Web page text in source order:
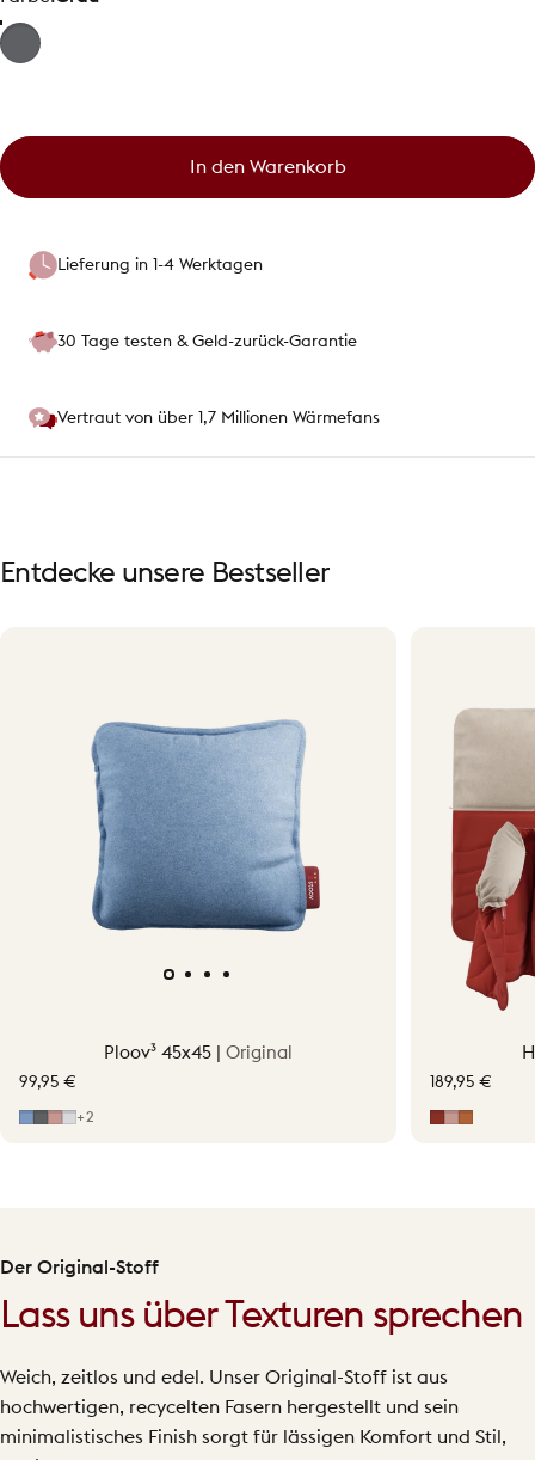
In den Warenkorb
Lieferung in 1-4 Werktagen
30 Tage testen & Geld-zurück-Garantie
Vertraut von über 1,7 Millionen Wärmefans
Entdecke unsere Bestseller
Ploov³ 45x45 | Original
99,95 €
Mid Blue
GreyHellrosa
Light Grey
+2
189,95 €
Der Original-Stoff
Lass uns über Texturen sprechen
Weich, zeitlos und edel. Unser Original-Stoff ist aus
hochwertigen, recycelten Fasern hergestellt und sein
minimalistisches Finish sorgt für lässigen Komfort und Stil,